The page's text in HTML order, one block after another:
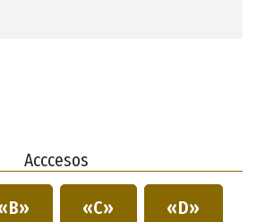
Acccesos
«C» «D»